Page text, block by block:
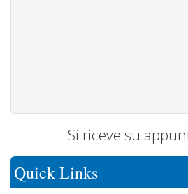
Si riceve su
Quick Links